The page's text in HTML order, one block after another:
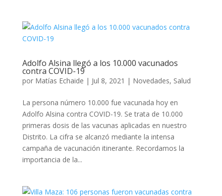
Adolfo Alsina llegó a los 10.000 vacunados
contra COVID-19
por Matías Echaide | Jul 8, 2021 | Novedades, Salud
La persona número 10.000 fue vacunada hoy en
Adolfo Alsina contra COVID-19. Se trata de 10.000
primeras dosis de las vacunas aplicadas en nuestro
Distrito. La cifra se alcanzó mediante la intensa
campaña de vacunación itinerante. Recordamos la
importancia de la...